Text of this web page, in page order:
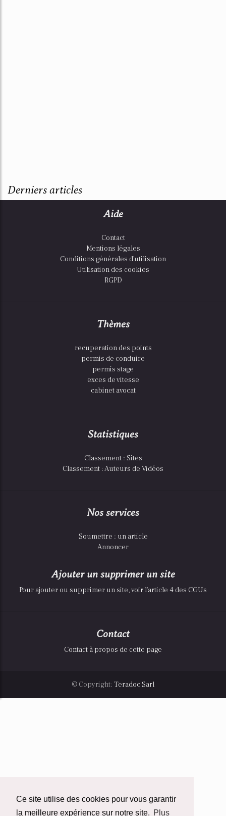
Ce site utilise des cookies pour vous garantir
la meilleure expérience sur notre site. Plus
Derniers articles
Aide
Contact
Mentions légales
Conditions générales d'utilisation
Utilisation des cookies
RGPD
Thèmes
recuperation des points
permis de conduire
permis stage
exces de vitesse
cabinet avocat
Statistiques
Classement : Sites
Classement : Auteurs de Vidéos
Nos services
Soumettre : un article
Annoncer
Ajouter un supprimer un site
Pour ajouter ou supprimer un site, voir l'article 4 des CGUs
Contact
Contact à propos de cette page
© Copyright: Teradoc Sarl